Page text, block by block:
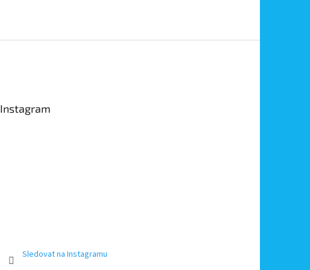
Instagram
Sledovat na Instagramu